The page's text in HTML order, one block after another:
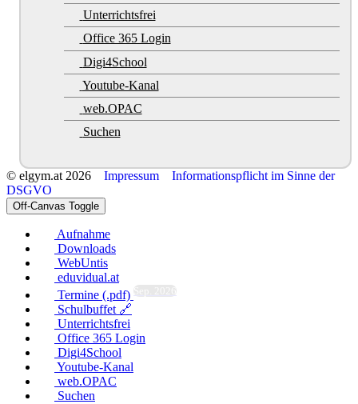
Unterrichtsfrei
Office 365 Login
Digi4School
Youtube-Kanal
web.OPAC
Suchen
© elgym.at 2026 Impressum
Informationspflicht im Sinne der
DSGVO
Off-Canvas Toggle
Aufnahme
Downloads
WebUntis
eduvidual.at
Termine (.pdf)
Schulbuffet 🔗
Unterrichtsfrei
Office 365 Login
Digi4School
Youtube-Kanal
web.OPAC
Suchen